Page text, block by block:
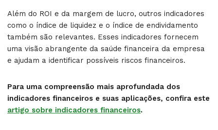
Além do ROI e da margem de lucro, outros indicadores
como o índice de liquidez e o índice de endividamento
também são relevantes. Esses indicadores fornecem
uma visão abrangente da saúde financeira da empresa
e ajudam a identificar possíveis riscos financeiros.
Para uma compreensão mais aprofundada dos
indicadores financeiros e suas aplicações, confira este
artigo sobre indicadores financeiros.